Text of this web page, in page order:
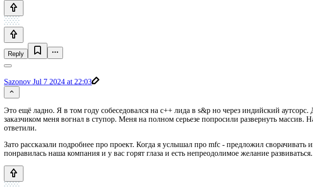
Reply
Sazonov Jul 7 2024 at 22:03
Это ещё ладно. Я в том году собеседовался на с++ лида в s&p но через индийский
заказчиком меня вогнал в ступор. Меня на полном серьезе попросили развернуть
ответили.
Зато рассказали подробнее про проект. Когда я услышал про mfc - предложил
понравилась наша компания и у вас горят глаза и есть непреодолимое желание развиваться.